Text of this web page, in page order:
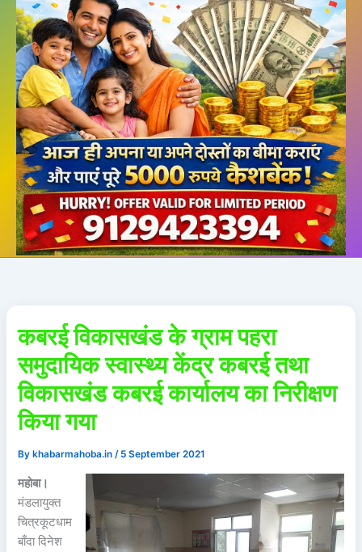
कबरई विकासखंड के ग्राम पहरा
समुदायिक स्वास्थ्य केंद्र कबरई तथा
विकासखंड कबरई कार्यालय का निरीक्षण
किया गया
By khabarmahoba.in/ 5 September 2021
महोबा।
मंडलायुक्त
चित्रकूटधाम
बाँदा दिनेश